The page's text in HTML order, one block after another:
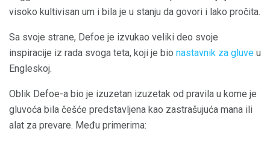
visoko kultivisan um i bila je u stanju da govori i lako pročita.
Sa svoje strane, Defoe je izvukao veliki deo svoje
inspiracije iz rada svoga teta, koji je bio nastavnik za gluve u
Engleskoj.
Oblik Defoe-a bio je izuzetan izuzetak od pravila u kome je
gluvoća bila češće predstavljena kao zastrašujuća mana ili
alat za prevare. Među primerima: